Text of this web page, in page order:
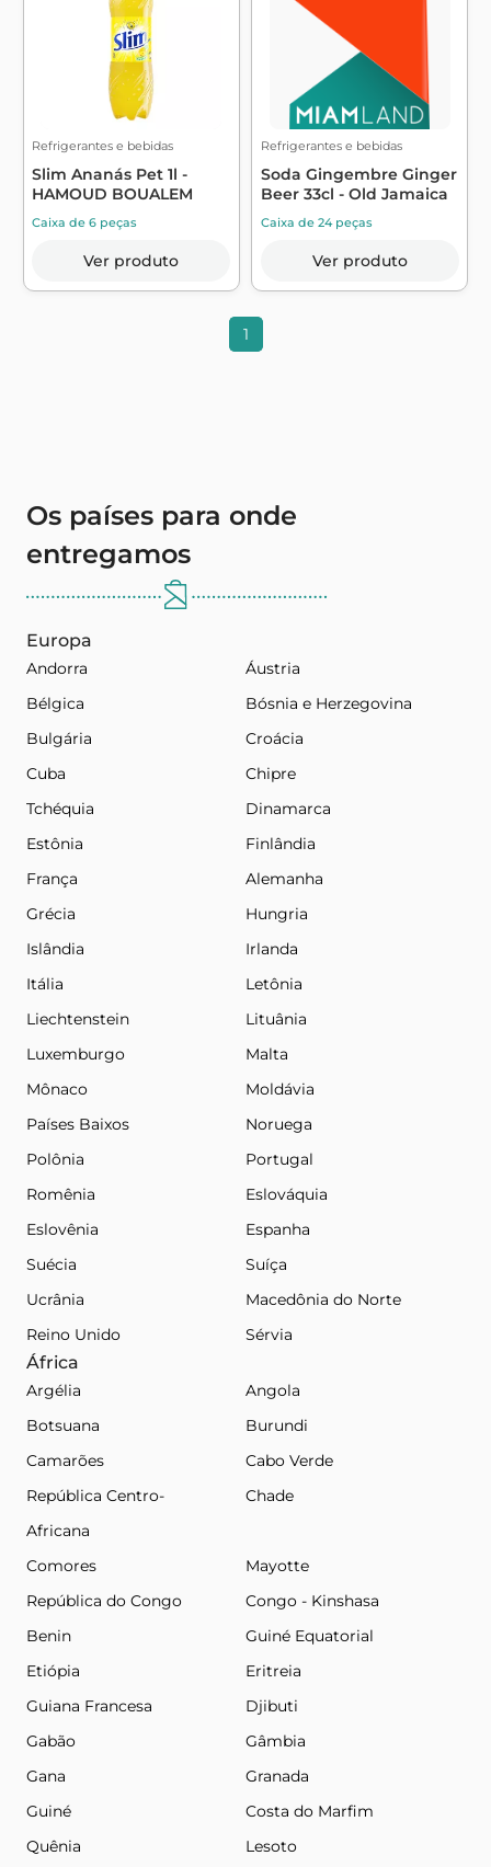
Refrigerantes e bebidas
Slim Ananás Pet 1l -
HAMOUD BOUALEM
Caixa de 6 peças
Ver produto
Refrigerantes e bebidas
Soda Gingembre Ginger
Beer 33cl - Old Jamaica
Caixa de 24 peças
Ver produto
1
Os países para onde
entregamos
Europa
Andorra
Áustria
Bélgica
Bósnia e Herzegovina
Bulgária
Croácia
Cuba
Chipre
Tchéquia
Dinamarca
Estônia
Finlândia
França
Alemanha
Grécia
Hungria
Islândia
Irlanda
Itália
Letônia
Liechtenstein
Lituânia
Luxemburgo
Malta
Mônaco
Moldávia
Países Baixos
Noruega
Polônia
Portugal
Romênia
Eslováquia
Eslovênia
Espanha
Suécia
Suíça
Ucrânia
Macedônia do Norte
Reino Unido
Sérvia
África
Argélia
Angola
Botsuana
Burundi
Camarões
Cabo Verde
República Centro-
Africana
Chade
Comores
Mayotte
República do Congo
Congo - Kinshasa
Benin
Guiné Equatorial
Etiópia
Eritreia
Guiana Francesa
Djibuti
Gabão
Gâmbia
Gana
Granada
Guiné
Costa do Marfim
Quênia
Lesoto